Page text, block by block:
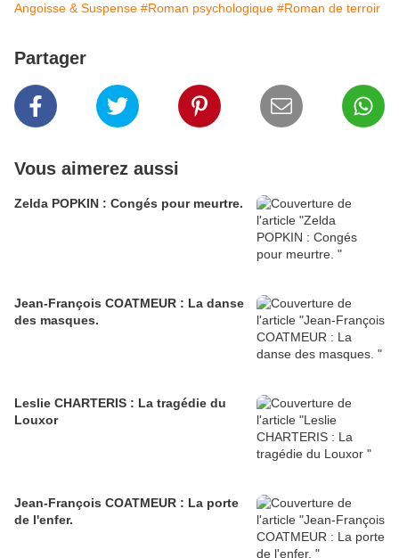
Angoisse & Suspense #Roman psychologique #Roman de terroir
Partager
Vous aimerez aussi
Zelda POPKIN : Congés pour meurtre.
Jean-François COATMEUR : La danse
des masques.
Leslie CHARTERIS : La tragédie du
Louxor
Jean-François COATMEUR : La porte
de l'enfer.